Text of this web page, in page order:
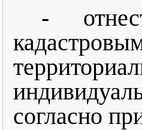
-
согласно